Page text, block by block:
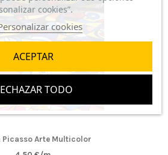
Picasso Arte Multicolor
cookies”.
cookies
TODO
ACEPTAR